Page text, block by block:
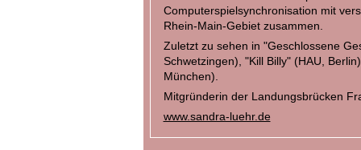
Computerspielsynchronisation mit
Rhein-Main-Gebiet zusammen.
Zuletzt zu sehen in "Geschlossene
Schwetzingen), "Kill Billy" (HAU,
München).
Mitgründerin der Landungsbrücken
www.sandra-luehr.de